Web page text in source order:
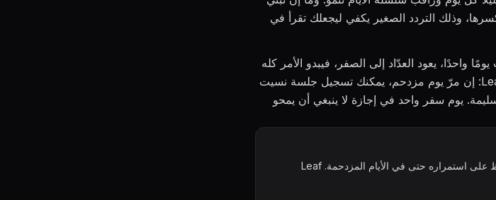
وذلك التردد الصغير يكفي ليجعلك تقرأ في
واحدًا، يعود العدّاد إلى الصفر، فيبدو الأمر كله
في Leaf: إن مرّ يوم مزدحم، يمكنك تسجيل جلسة نسيت
يوم سفر واحد في إجازة لا ينبغي أن يمحو
حدِّد تحديك الصيفي، تابع سلسلة يومية، وحافظ على استمراره حتى في الأيام المزدحمة. Leaf